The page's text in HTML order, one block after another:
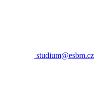
studium@esbm.cz